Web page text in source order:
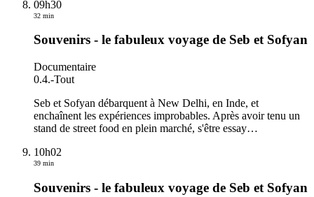
09h30
32 min
Souvenirs - le fabuleux voyage de Seb et Sofyan
Documentaire
0.4.-Tout
Seb et Sofyan débarquent à New Delhi, en Inde, et
enchaînent les expériences improbables. Après avoir tenu un
stand de street food en plein marché, s'être essay…
10h02
39 min
Souvenirs - le fabuleux voyage de Seb et Sofyan